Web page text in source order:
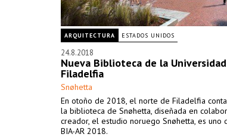
ARQUITECTURA ESTADOS UNIDOS
24.8.2018
Nueva Biblioteca de la
Filadelfia
Snøhetta
En otoño de 2018, el norte de Filadelfia
la biblioteca de Snøhetta, diseñada en
creador, el estudio noruego Snøhetta, es uno
BIA-AR 2018.